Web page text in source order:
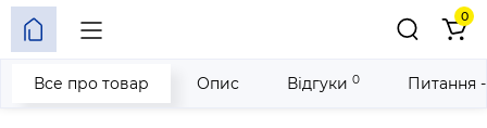
0
Все про товар Опис Відгуки 0 Питання